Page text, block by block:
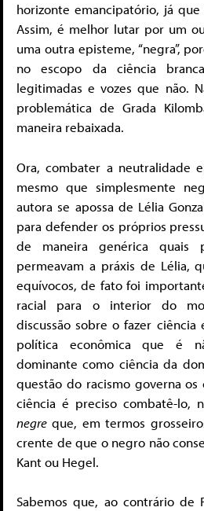
horizonte emancipatório, já
Assim, é melhor lutar por um
uma outra episteme, “negra”,
no escopo da ciência
legitimadas e vozes que não.
problemática de Grada
maneira rebaixada.
Ora, combater a neutralidade
mesmo que simplesmente
autora se apossa de Lélia
para defender os próprios
de maneira genérica quais
permeavam a práxis de Lélia,
equívocos, de fato foi
racial para o interior do
discussão sobre o fazer ciência
política econômica que é
dominante como ciência da
questão do racismo governa os
ciência é preciso combatê-lo,
negre que, em termos
crente de que o negro não
Kant ou Hegel.
Sabemos que, ao contrário de